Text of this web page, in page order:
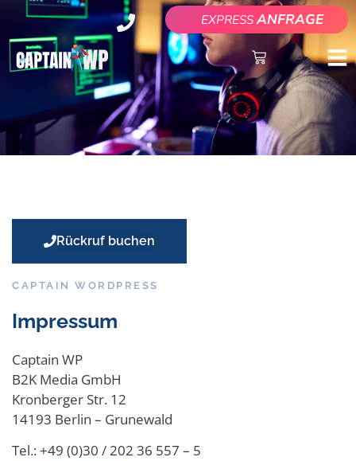
EXPRESS ANFRAGE
Rückruf buchen
CAPTAIN WORDPRESS
Impressum
Captain WP
B2K Media GmbH
Kronberger Str. 12
14193 Berlin – Grunewald
Tel.: +49 (0)30 / 202 36 557 – 5